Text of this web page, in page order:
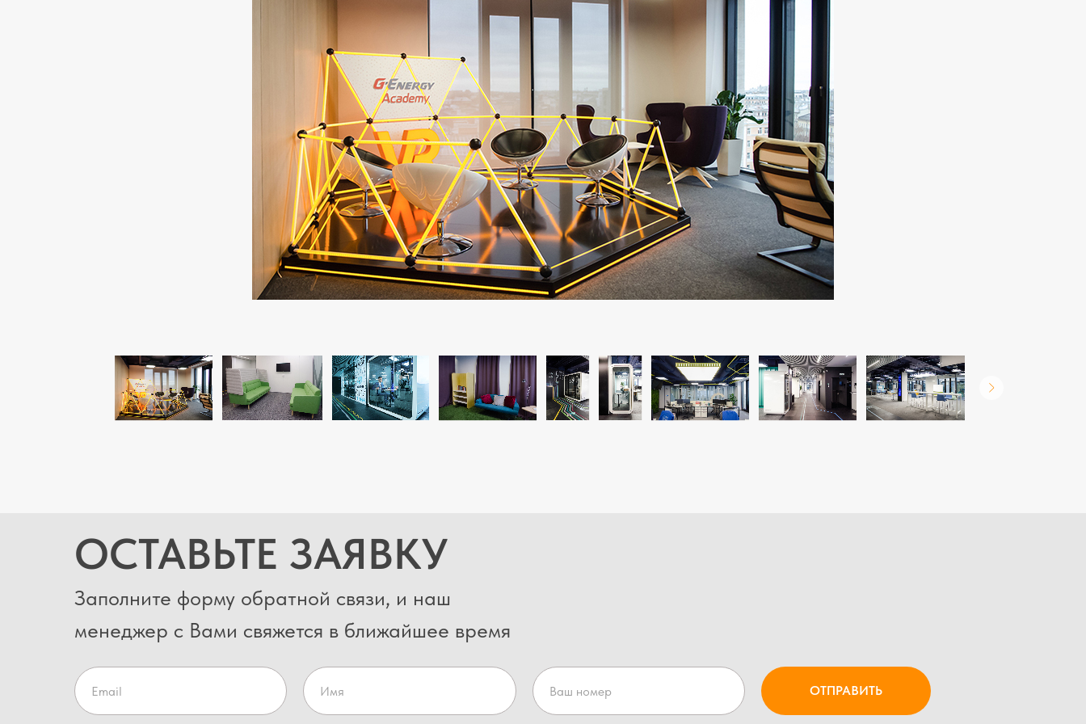
ОСТАВЬТЕ ЗАЯВКУ
Заполните форму обратной связи, и наш
менеджер с Вами свяжется в ближайшее время
ОТПРАВИТЬ